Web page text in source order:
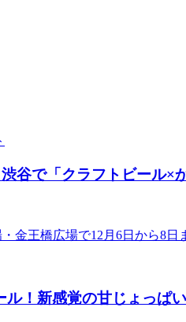
渋谷で「クラフトビー
金王橋広場で12月6日から8
ル！新感覚の甘じょっぱ